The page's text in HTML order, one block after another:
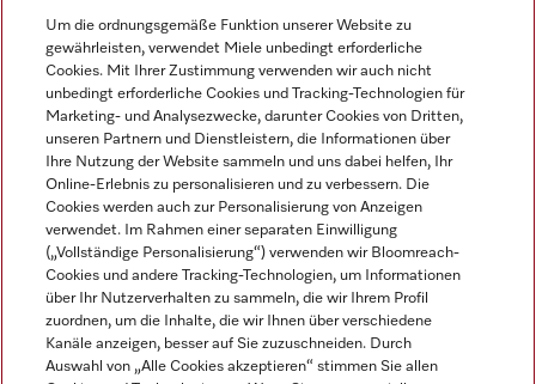
Sprache
DEUTSCH
Miele auf YoutubeMiele auf Instagram
Miele auf Facebook
Miele auf LinkedInMiele auf LinkedIn
Um die ordnungsgemäße Funktion unserer Website zu
gewährleisten, verwendet Miele unbedingt erforderliche
Cookies. Mit Ihrer Zustimmung verwenden wir auch nicht
unbedingt erforderliche Cookies und Tracking-Technologien für
Marketing- und Analysezwecke, darunter Cookies von Dritten,
unseren Partnern und Dienstleistern, die Informationen über
Ihre Nutzung der Website sammeln und uns dabei helfen, Ihr
Online-Erlebnis zu personalisieren und zu verbessern. Die
Cookies werden auch zur Personalisierung von Anzeigen
verwendet. Im Rahmen einer separaten Einwilligung
(„Vollständige Personalisierung“) verwenden wir Bloomreach-
Cookies und andere Tracking-Technologien, um Informationen
über Ihr Nutzerverhalten zu sammeln, die wir Ihrem Profil
zuordnen, um die Inhalte, die wir Ihnen über verschiedene
Kanäle anzeigen, besser auf Sie zuzuschneiden. Durch
Auswahl von „Alle Cookies akzeptieren“ stimmen Sie allen